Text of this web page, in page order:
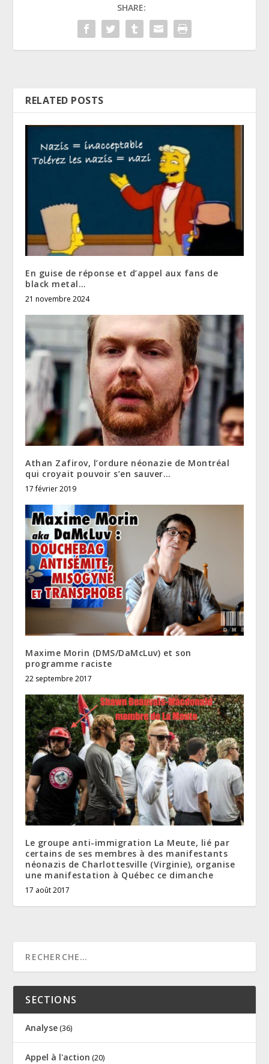
SHARE:
RELATED POSTS
En guise de réponse et d’appel aux fans de
black metal…
21 novembre 2024
Athan Zafirov, l’ordure néonazie de Montréal
qui croyait pouvoir s’en sauver…
17 février 2019
Maxime Morin (DMS/DaMcLuv) et son
programme raciste
22 septembre 2017
Le groupe anti-immigration La Meute, lié par
certains de ses membres à des manifestants
néonazis de Charlottesville (Virginie), organise
une manifestation à Québec ce dimanche
17 août 2017
SECTIONS
Analyse (36)
Appel à l'action (20)